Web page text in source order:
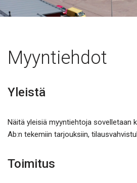
Myyntiehdot
Yleistä
Näitä yleisiä myyntiehtoja sovelletaan
Ab:n tekemiin tarjouksiin,
Toimitus